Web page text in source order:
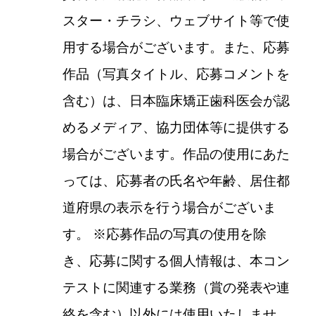
スター・チラシ、ウェブサイト等で使
用する場合がございます。また、応募
作品（写真タイトル、応募コメントを
含む）は、日本臨床矯正歯科医会が認
めるメディア、協力団体等に提供する
場合がございます。作品の使用にあた
っては、応募者の氏名や年齢、居住都
道府県の表示を行う場合がございま
す。 ※応募作品の写真の使用を除
き、応募に関する個人情報は、本コン
テストに関連する業務（賞の発表や連